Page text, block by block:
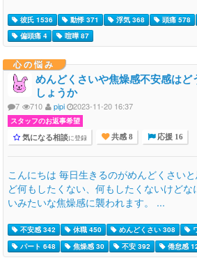
彼氏 1536 動悸 371 浮気 368 頭痛 578
偏頭痛 4
喧嘩 87
心の悩み
めんどくさいや焦燥感不安感は
しょうか
7 710 pipi 2023-11-20 16:37
スタッフのお返事希望
気になる相談に登録 共感 8 応援 16
こんにちは 毎日生きるのがめんどくさい
ど何もしたくない、何もしたくないけど
いみたいな焦燥感に襲われます。 ...
不安感 342 休職 450 めんどくさい 308
パート 648
焦燥感 30 不安 392 倦怠感